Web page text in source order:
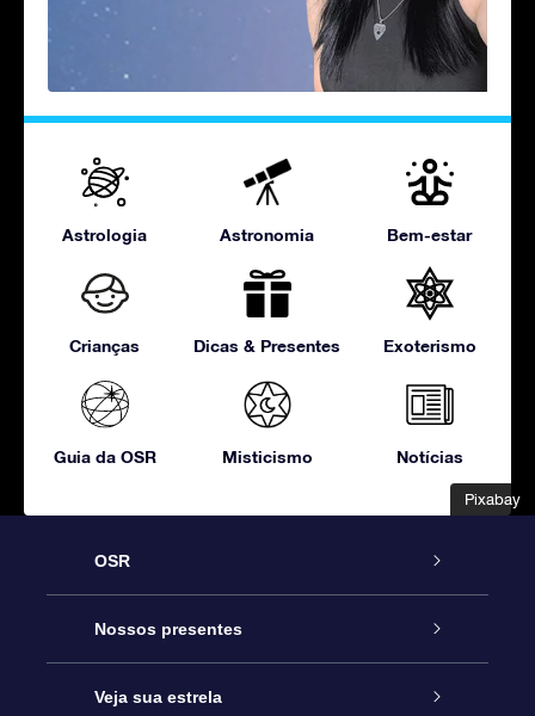
Pixabay
Pixabay
Astrologia Astronomia Bem-estar
Crianças Dicas & Presentes Exoterismo
Guia da OSR Misticismo Notícias
OSR
Serviço
Entre em contato conosco
Nossos presentes
Presente estrelar on-line
Veja sua estrela